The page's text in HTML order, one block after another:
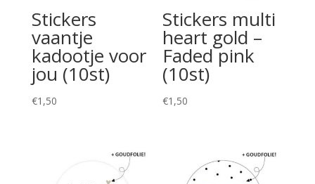
Stickers
vaantje
kadootje voor
jou (10st)
€1,50
Stickers multi
heart gold –
Faded pink
(10st)
€1,50